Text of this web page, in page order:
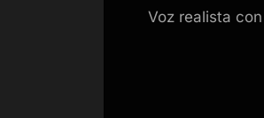
Voz realista